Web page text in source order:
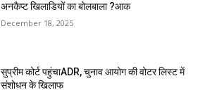
अनकैप्ट खिलाडियों का बोलबाला ?आक
December 18, 2025
सुप्रीम कोर्ट पहुंचाADR, चुनाव आयोग की वोटर लिस्ट में
संशोधन के खिलाफ